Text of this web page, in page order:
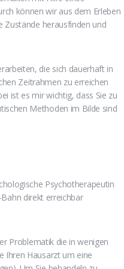
können wir aus dem Erleben
Zustände herausfinden und
die sich dauerhaft in
Zeitrahmen zu erreichen
ist es mir wichtig, dass Sie zu
Methoden im Bilde sind
Psychotherapeutin
direkt erreichbar
Problematik die in wenigen
Ihren Hausarzt um eine